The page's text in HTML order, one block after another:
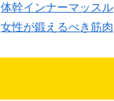
体幹インナーマッスル
女性が鍛えるべき筋肉